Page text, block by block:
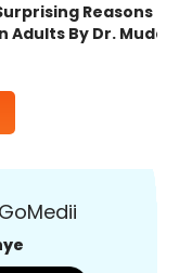
Reasons
Adults By Dr.